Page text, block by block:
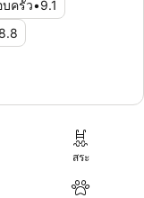
บครัว•9.1
8.8
สระ